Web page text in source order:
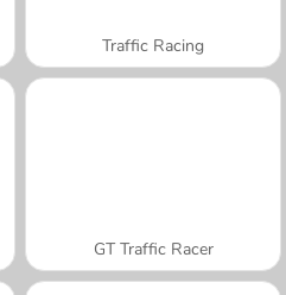
Traffic Racing
GT Traffic Racer